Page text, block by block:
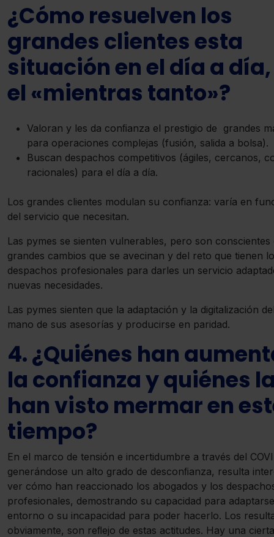
¿Cómo resuelven los
grandes clientes esta
situación en el día a
el «mientras tanto»?
Valoran y les da conﬁanza el prestigio de grandes
para operaciones complejas (fusión, salida a bolsa).
Buscan despachos competitivos (ágiles, cercanos,
racionales) para el día a día.
Los grandes clientes modulan su confianza: varía en
del servicio que necesitan.
Las pymes se sienten vulnerables, pero son conscientes
grandes cambios que se avecinan y del reto que tienen
despachos profesionales para darles un servicio
nuevas necesidades.
Las pymes sienten que la adaptación y la digitalización
mano de sus asesorías y producirse en paridad.
4. ¿Quiénes han
la confianza y quiénes
han visto mermar en
tiempo?
En el marco de tensión e incertidumbre a través del
generándose un alto grado de desconﬁanza, resulta
ver cómo han reaccionado los abogados y los
profesionales, demostrando su capacidad para
entorno o su incapacidad para poder hacerlo. Los
obviamente, son reﬂejo de estas actitudes. Hay una cierta